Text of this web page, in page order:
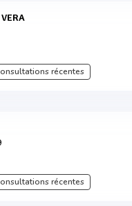
VERA
récentes
récentes